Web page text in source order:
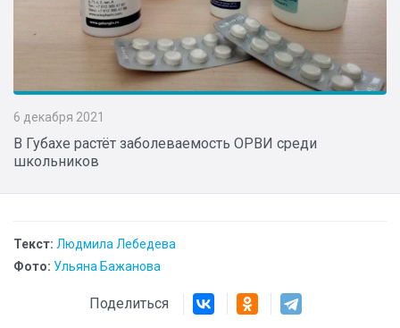
6 декабря 2021
В Губахе растёт заболеваемость ОРВИ среди
школьников
Текст: Людмила Лебедева
Фото: Ульяна Бажанова
Поделиться